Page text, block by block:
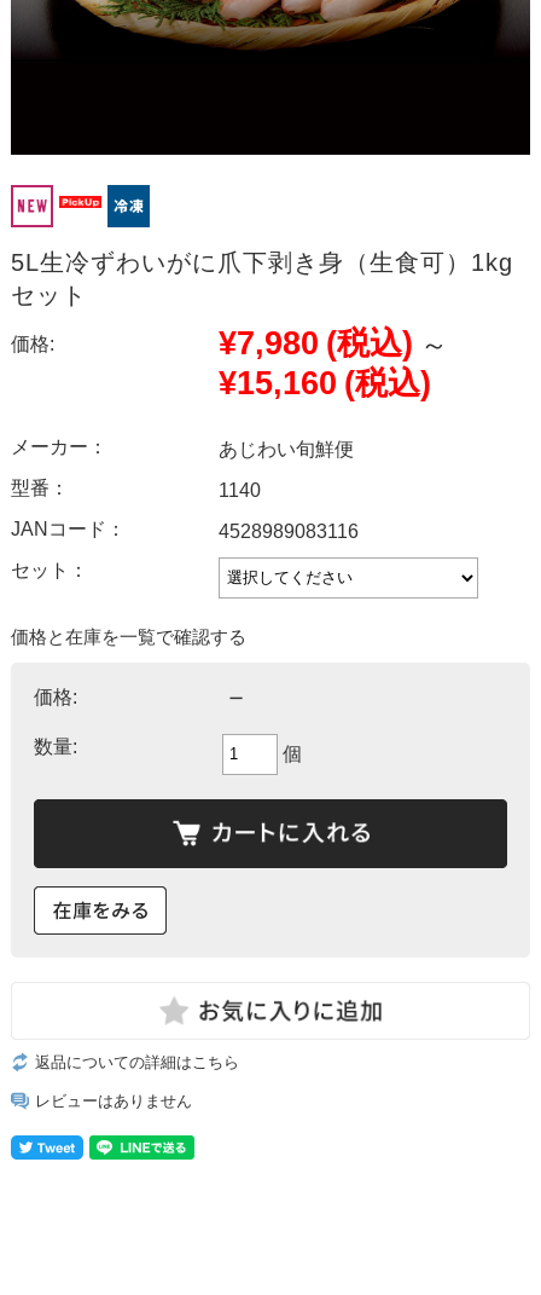
5L生冷ずわいがに爪下剥き身（生食可）1kg
セット
価格: ¥7,980 (税込) ～
¥15,160 (税込)
メーカー：
あじわい旬鮮便
型番：
1140
JANコード：
4528989083116
セット：
価格と在庫を一覧で確認する
価格: －
数量: 個
返品についての詳細はこちら
レビューはありません